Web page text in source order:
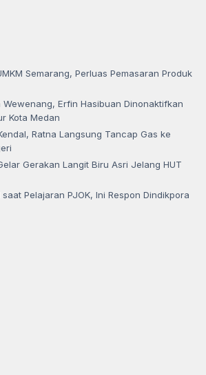
Semarang, Perluas Pemasaran Produk
Erfin Hasibuan Dinonaktifkan
Kota Medan
Ratna Langsung Tancap Gas ke
Gerakan Langit Biru Asri Jelang HUT
Pelajaran PJOK, Ini Respon Dindikpora